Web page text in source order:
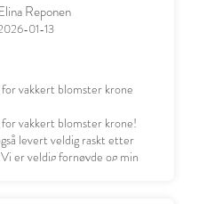
Reponen
01-13
vakkert blomster krone
for vakkert blomster krone!
levert veldig raskt etter
er veldig fornøyde og min